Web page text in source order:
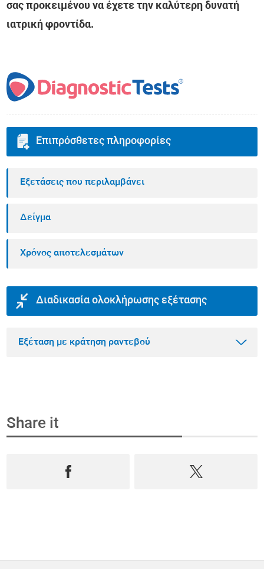
σας προκειμένου να έχετε την καλύτερη δυνατή
ιατρική φροντίδα.
Επιπρόσθετες πληροφορίες
Εξετάσεις που περιλαμβάνει
Δείγμα
Χρόνος αποτελεσμάτων
Διαδικασία ολοκλήρωσης εξέτασης
Εξέταση με κράτηση ραντεβού
Βήμα 1
Share it